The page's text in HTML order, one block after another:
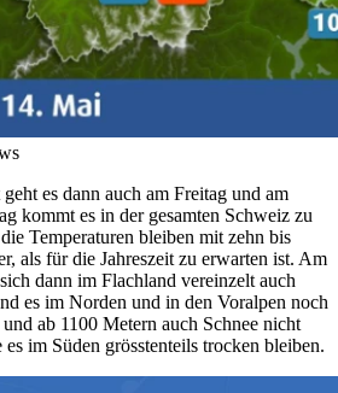
es dann auch am Freitag und am
kommt es in der gesamten Schweiz zu
Temperaturen bleiben mit zehn bis
als für die Jahreszeit zu erwarten ist. Am
dann im Flachland vereinzelt auch
es im Norden und in den Voralpen noch
ab 1100 Metern auch Schnee nicht
es im Süden grösstenteils trocken bleiben.